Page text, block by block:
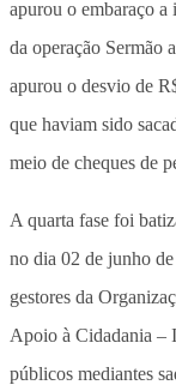
apurou o embaraço
da operação Sermão
apurou o desvio de
que haviam sido
meio de cheques de
A quarta fase foi
no dia 02 de junho
gestores da
Apoio à Cidadania –
públicos mediantes